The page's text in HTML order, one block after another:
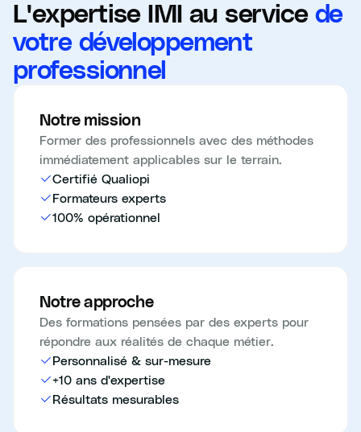
L'expertise IMI au service de
votre développement
professionnel
Notre mission
Former des professionnels avec des méthodes
immédiatement applicables sur le terrain.
Certifié Qualiopi
Formateurs experts
100% opérationnel
Notre approche
Des formations pensées par des experts pour
répondre aux réalités de chaque métier.
Personnalisé & sur-mesure
+10 ans d'expertise
Résultats mesurables